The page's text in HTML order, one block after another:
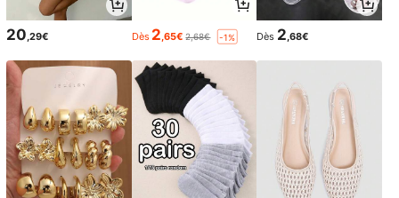
20 ,29€ Dès 2 ,65€ 2,68€ -1% Dès 2 ,68€